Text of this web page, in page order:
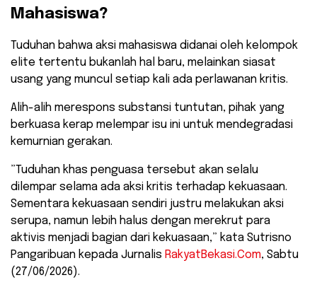
Mahasiswa?
​Tuduhan bahwa aksi mahasiswa didanai oleh kelompok
elite tertentu bukanlah hal baru, melainkan siasat
usang yang muncul setiap kali ada perlawanan kritis.
Alih-alih merespons substansi tuntutan, pihak yang
berkuasa kerap melempar isu ini untuk mendegradasi
kemurnian gerakan.
​”Tuduhan khas penguasa tersebut akan selalu
dilempar selama ada aksi kritis terhadap kekuasaan.
Sementara kekuasaan sendiri justru melakukan aksi
serupa, namun lebih halus dengan merekrut para
aktivis menjadi bagian dari kekuasaan,” kata Sutrisno
Pangaribuan kepada Jurnalis RakyatBekasi.Com, Sabtu
(27/06/2026).